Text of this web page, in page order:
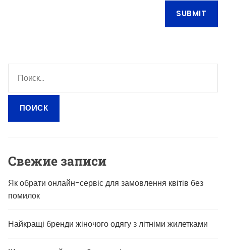
й
и
Свежие записи
Як обрати онлайн-сервіс для замовлення квітів без
помилок
Найкращі бренди жіночого одягу з літніми жилетками